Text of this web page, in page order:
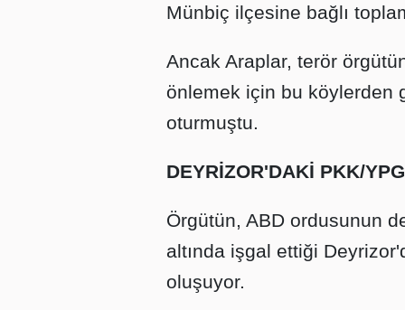
Münbiç ilçesine bağlı
Ancak Araplar, terör
önlemek için bu köylerden
oturmuştu.
DEYRİZOR'DAKİ PKK/
Örgütün, ABD ordusunun
altında işgal ettiği
oluşuyor.